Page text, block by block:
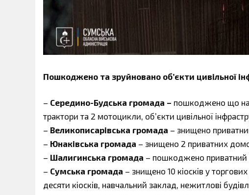
Пошкоджено та зруйновано об’єкти цивільної
– Середино-Будська громада – пошкоджено що
трактори та 2 мотоцикли, об’єкти цивільної
– Великописарівська громада – знищено
– Юнаківська громада – знищено 2 приватних
– Шалигинська громада – пошкоджено приватний
– Сумська громада – знищено 10 кіосків у
десяти кіосків, навчальний заклад, нежитлові